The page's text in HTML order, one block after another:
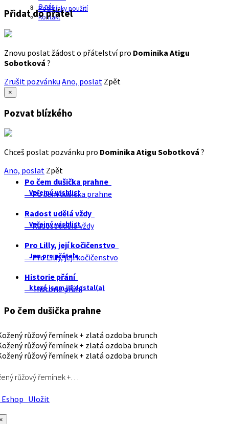
O nás
Podmínky použití
Kontakt
Přidat do přátel
Znovu poslat žádost o přátelství pro Dominika Atigu
Sobotková ?
Zrušit pozvánku Ano, poslat Zpět
×
Pozvat blízkého
Chceš poslat pozvánku pro Dominika Atigu Sobotková ?
Ano, poslat Zpět
Po čem dušička prahne
Veřejný wishlist
Po čem dušička prahne
Radost udělá vždy
Veřejný wishlist
Radost udělá vždy
Pro Lilly, její kočičenstvo
Jen pro přátele
Pro Lilly, její kočičenstvo
Historie přání
které jsem již dostal(a)
Historie přání
Po čem dušička prahne
růžový řemínek +…
Uložit